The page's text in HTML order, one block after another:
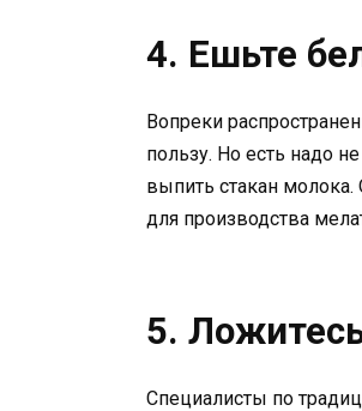
4. Ешьте
Вопреки
пользу. Но есть надо
выпить стакан
для производства
5.
Специалисты по